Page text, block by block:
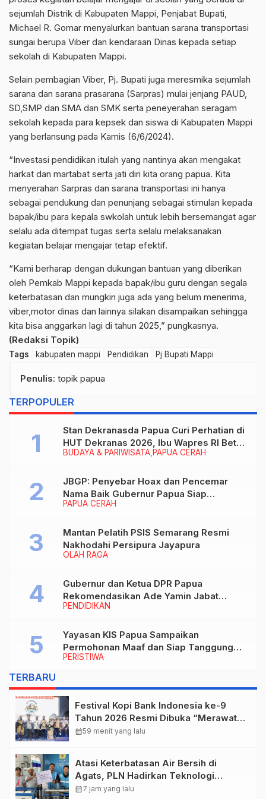
sejumlah Distrik di Kabupaten Mappi, Penjabat Bupati,
Michael R. Gomar menyalurkan bantuan sarana transportasi
sungai berupa Viber dan kendaraan Dinas kepada setiap
sekolah di Kabupaten Mappi.
Selain pembagian Viber, Pj. Bupati juga meresmika sejumlah
sarana dan sarana prasarana (Sarpras) mulai jenjang PAUD,
SD,SMP dan SMA dan SMK serta peneyerahan seragam
sekolah kepada para kepsek dan siswa di Kabupaten Mappi
yang berlansung pada Kamis (6/6/2024).
“Investasi pendidikan itulah yang nantinya akan mengakat
harkat dan martabat serta jati diri kita orang papua. Kita
menyerahan Sarpras dan sarana transportasi ini hanya
sebagai pendukung dan penunjang sebagai stimulan kepada
bapak/ibu para kepala swkolah untuk lebih bersemangat agar
selalu ada ditempat tugas serta selalu melaksanakan
kegiatan belajar mengajar tetap efektif.
“Kami berharap dengan dukungan bantuan yang diberikan
oleh Pemkab Mappi kepada bapak/ibu guru dengan segala
keterbatasan dan mungkin juga ada yang belum menerima,
viber,motor dinas dan lainnya silakan disampaikan sehingga
kita bisa anggarkan lagi di tahun 2025,” pungkasnya.
(Redaksi Topik)
Tags kabupaten mappi Pendidikan Pj Bupati Mappi
Penulis: topik papua
TERPOPULER
BUDAYA & PARIWISATA PAPUA CERAH
Stan Dekranasda Papua Curi Perhatian di
HUT Dekranas 2026, Ibu Wapres RI Betah
Menikmati Karya Perajin
PAPUA CERAH
JBGP: Penyebar Hoax dan Pencemar
Nama Baik Gubernur Papua Siap
Berhadapan dengan Hukum!
OLAH RAGA
Mantan Pelatih PSIS Semarang Resmi
Nakhodahi Persipura Jayapura
PENDIDIKAN
Gubernur dan Ketua DPR Papua
Rekomendasikan Ade Yamin Jabat
Rektor IAIN Fattahul Muluk Papua
PERISTIWA
Yayasan KIS Papua Sampaikan
Permohonan Maaf dan Siap Tanggung
Biaya Korban Dugaan Keracunan MBG di
TERBARU
Festival Kopi Bank Indonesia ke-9
Tahun 2026 Resmi Dibuka “Merawat
Warisan, Membangun Masa Depan
calendar_month59 menit yang lalu
Atasi Keterbatasan Air Bersih di
Agats, PLN Hadirkan Teknologi
Desalinasi untuk Masjid Saiful Al-
calendar_month7 jam yang lalu